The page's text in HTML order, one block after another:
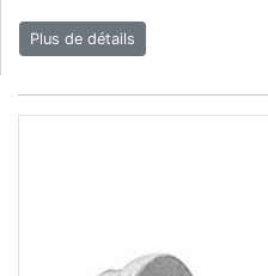
Plus de détails